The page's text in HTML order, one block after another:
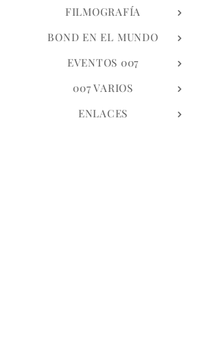
FILMOGRAFÍA
BOND EN EL MUNDO
EVENTOS 007
007 VARIOS
ENLACES